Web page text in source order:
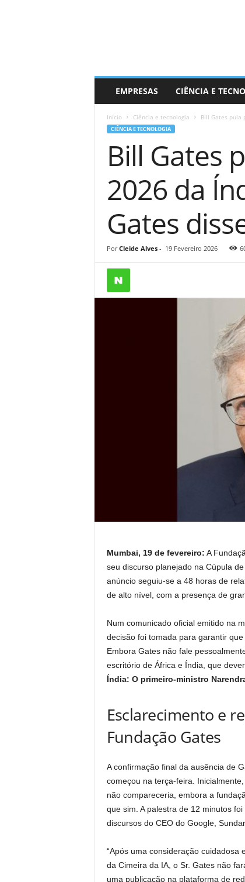
EMPRESAS CIÊNCIA E
Início Ciência e tecnologia Bill Gates pula
CIÊNCIA E TECNOLOGIA
Bill Gates
2026 da
Gates
Por Cleide Alves- 19 Fevereiro 2026
Mumbai, 19 de fevereiro: A
seu discurso planejado na Cúpula
anúncio seguiu-se a 48 horas de
de alto nível, com a presença de
Num comunicado oficial emitido na
decisão foi tomada para garantir
Embora Gates não fale
escritório de África e Índia, que
Índia: O primeiro-ministro
Esclarecimento e
Fundação Gates
A confirmação final da ausência de
começou na terça-feira.
não compareceria, embora a
que sim. A palestra de 12 minutos
discursos do CEO do Google,
“Após uma consideração
da Cimeira da IA, o Sr. Gates não
uma publicação na plataforma de